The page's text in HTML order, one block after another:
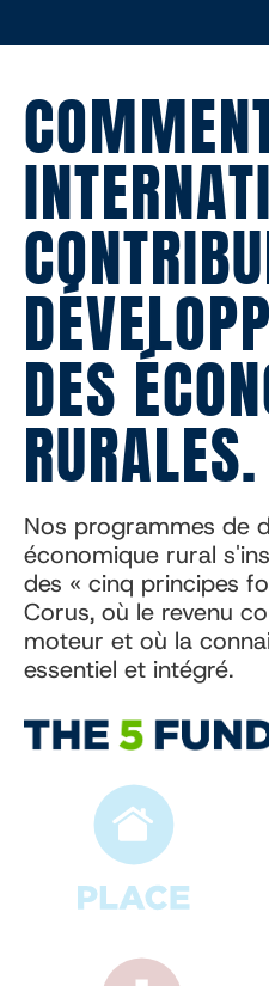
DES
RURALES.
Nos programmes de
économique rural
des « cinq principes
Corus, où le revenu
moteur et où la
essentiel et intégré.